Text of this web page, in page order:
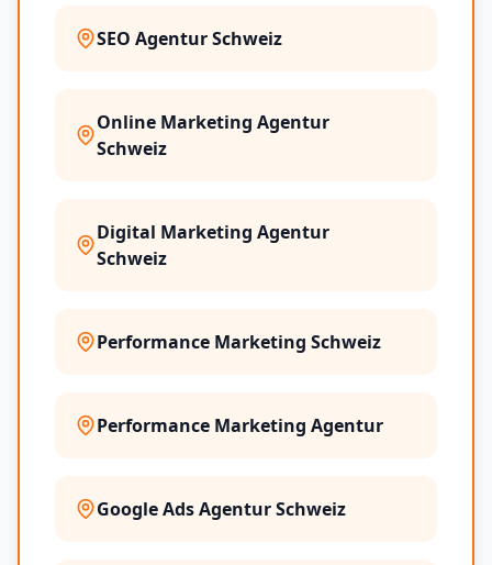
SEO Agentur Schweiz
Online Marketing Agentur
Schweiz
Digital Marketing Agentur
Schweiz
Performance Marketing Schweiz
Performance Marketing Agentur
Google Ads Agentur Schweiz